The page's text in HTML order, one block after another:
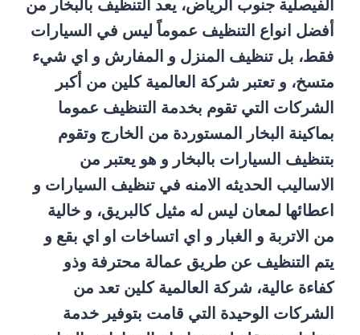
الفيصلية جنوب الرياض، يعد التنظيف بالبخار من
أفضل انواع التنظيف عموماً ليس في السيارات
فقط، بل تنظيف المنزل و المفارش و اي شيء
متسخ، و تعتبر شركة العالمية كلين من أكبر
الشركات التي تقوم بخدمة التنظيف عموما
بماكينة البخار المستوردة من الخارج وتقوم
بتنظيف السيارات بالبخار و هو يعتبر من
الاساليب الحديثه الامنه في تنظيف السيارات و
اعطائها لمعان ليس له مثيل كالبريق، و خالية
من الاتربة و الغبار و اي اتساخات او اي بقع و
يتم التنظيف عن طريق عمالة محترفة وذو
كفاءة عالية، شركة العالمية كلين تعد من
الشركات الوحيدة التي قامت بتوفير خدمة